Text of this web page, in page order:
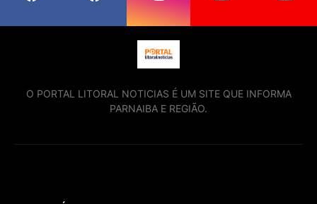
O PORTAL LITORAL NOTICIAS É UM SITE QUE INFORMA
PARNAIBA E REGIÃO.